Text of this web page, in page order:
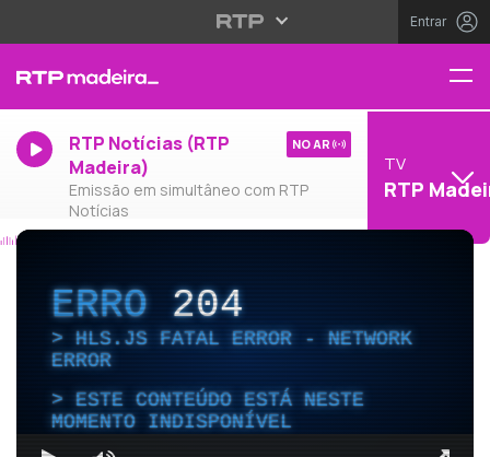
Entrar
RTP Notícias (RTP
Madeira)
Emissão em simultâneo com RTP
Notícias
NO AR
TV
RTP
ERRO204
HLS.JS FATAL ERROR - NETWORK
ERROR
ESTE CONTEÚDO ESTÁ NESTE
MOMENTO INDISPONÍVEL